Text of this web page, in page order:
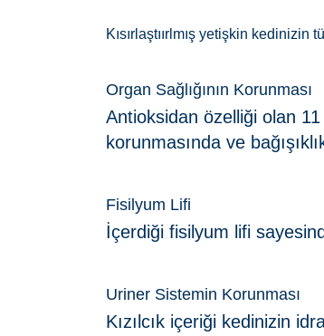
Kısırlaştıırlmış yetişkin
Organ Sağlığının Korunması
Antioksidan özelliği olan
korunmasında ve
Fisilyum Lifi
İçerdiği fisilyum lifi
Uriner Sistemin Korunması
Kızılcık içeriği kedinizin